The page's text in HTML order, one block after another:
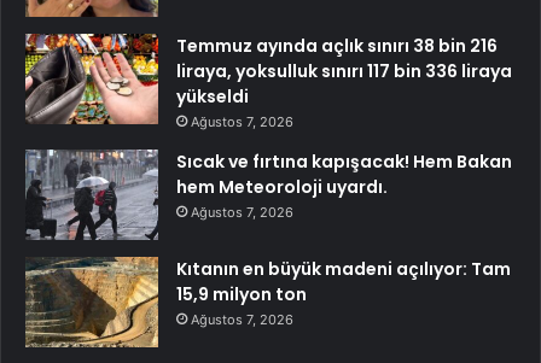
Temmuz ayında açlık sınırı 38 bin 216
liraya, yoksulluk sınırı 117 bin 336 liraya
yükseldi
Ağustos 7, 2026
Sıcak ve fırtına kapışacak! Hem Bakan
hem Meteoroloji uyardı.
Ağustos 7, 2026
Kıtanın en büyük madeni açılıyor: Tam
15,9 milyon ton
Ağustos 7, 2026